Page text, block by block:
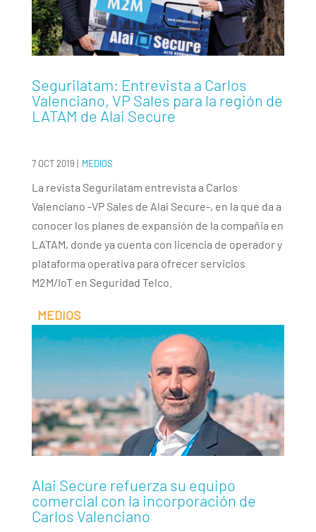
Segurilatam: Entrevista a Carlos
Valenciano, VP Sales para la región de
LATAM de Alai Secure
7 OCT 2019 | MEDIOS
La revista Segurilatam entrevista a Carlos
Valenciano -VP Sales de Alai Secure-, en la que da a
conocer los planes de expansión de la compañia en
LATAM, donde ya cuenta con licencia de operador y
plataforma operativa para ofrecer servicios
M2M/IoT en Seguridad Telco.
Alai Secure refuerza su equipo
comercial con la incorporación de
Carlos Valenciano